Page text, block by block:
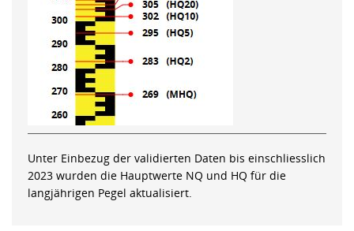
Unter Einbezug der validierten Daten bis einschliesslich
2023 wurden die Hauptwerte NQ und HQ für die
langjährigen Pegel aktualisiert.